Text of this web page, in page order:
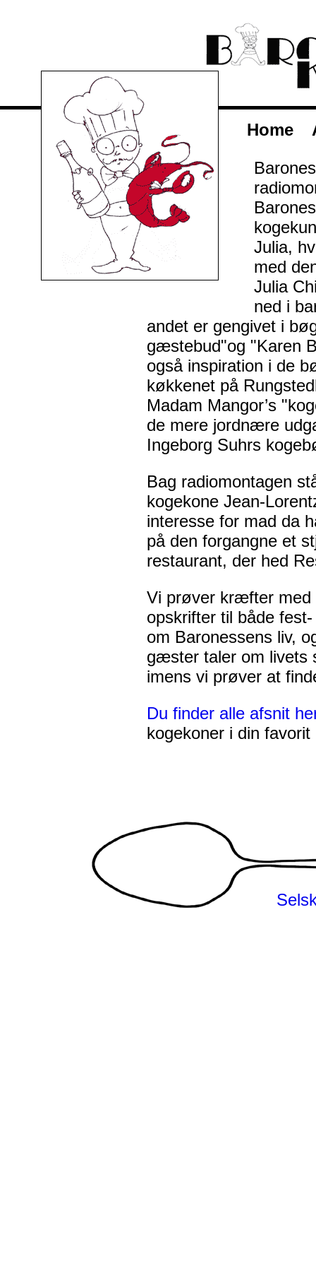
Home
Julia,
med
Julia
ned i
andet er gengivet i
gæstebud"og "Karen
også inspiration i de
køkkenet på
Madam Mangor’s
de mere jordnære
Ingeborg Suhrs
Bag radiomontagen
kogekone Jean-
interesse for mad da
på den forgangne et
restaurant, der hed
Vi prøver kræfter med
opskrifter til både
om Baronessens liv,
gæster taler om livets
imens vi prøver at
Du finder alle afsnit
kogekoner i din